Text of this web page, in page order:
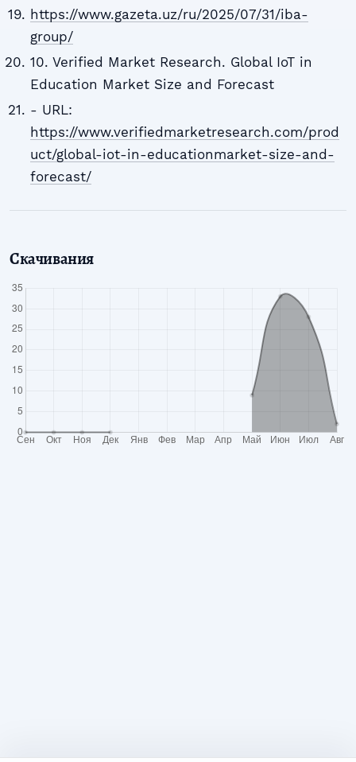
https://www.gazeta.uz/ru/2025/07/31/iba-
group/
10. Verified Market Research. Global IoT in
Education Market Size and Forecast
- URL:
https://www.verifiedmarketresearch.com/prod
uct/global-iot-in-educationmarket-size-and-
forecast/
Скачивания